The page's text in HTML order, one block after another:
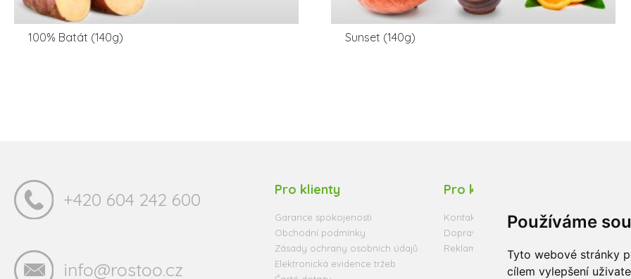
Používáme
Tyto webové stránky
cílem vylepšení
100% Batát (140g) Sunset (140g)
+420 604 242 600
info@rostoo.cz
Pro klienty
Garance spokojenosti
Obchodní podmínky
Zásady ochrany osobních údajů
Elektronická evidence tržeb
Pro klienty
Kontakt
Doprava a trvanlivost zboží
Reklamační řád